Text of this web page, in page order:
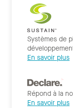
Systèmes de
En savoir plus
Répond à la
En savoir plus